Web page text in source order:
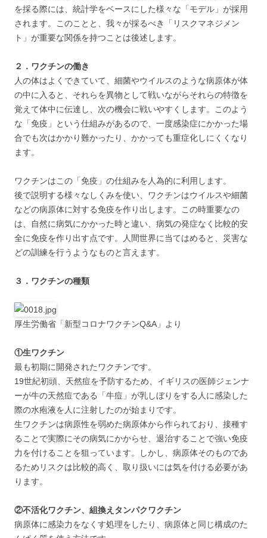
を採る際には、統計学をベースにした様々な「モデル」が採用
されます。このことと、我々が採るべき「リスクマネジメン
ト」が重要な関係を持つことは後述します。
２．ワクチンの働き
人の体はよくできていて、細菌やウイルスのような病原体が体
の中に入ると、それらを異物として戦いながらそれらの特徴を
覚えて体中に伝達し、次の機会に戦いやすくします。このよう
な「免疫」という仕組みがあるので、一度感染症にかかった場
合でも次はかかり難かったり、かかっても重症化しにくくなり
ます。
ワクチンはこの「免疫」の仕組みを人為的に利用します。
後で説明する様々なしくみを使い、ワクチンはウイルスや細菌
などの病原体に対する免疫を作り出します。この時重要なの
は、自然に病気にかかった時と違い、病気の発症なく比較的安
全に免疫を作り出す点です。人間世界に当てはめると、災害な
どの訓練を行うようなものと言えます。
３．ワクチンの種類
厚生労働省「新型コロナワクチンQ&A」より
①生ワクチン
最も初期に開発されたワクチンです。
19世紀初頭、天然痘を予防するため、イギリスの医師ジェンナ
ーが牛の天然痘である「牛痘」が乳しぼりをする人に感染した
際の水疱液を人に注射したのが始まりです。
生ワクチンは病原性を弱めた病原体から作られており、接種す
ることで実際にその病気にかからせ、退治することで強い免疫
力を付けることを狙っています。しかし、病原体そのものであ
るためリスクは比較的高く、取り扱いには気を付ける必要があ
ります。
②不活化ワクチン、組換えタンパクワクチン
病原体に感染力をなくす処理をしたり、病原体と同じ構成のた